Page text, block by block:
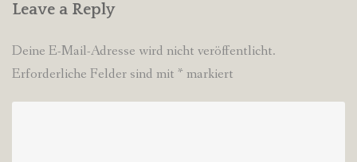
Leave a Reply
Deine E-Mail-Adresse wird nicht veröffentlicht.
Erforderliche Felder sind mit * markiert